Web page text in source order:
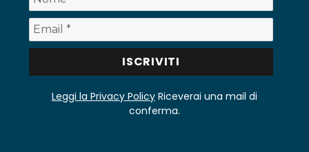
Leggi la Privacy Policy Riceverai una mail di
conferma.